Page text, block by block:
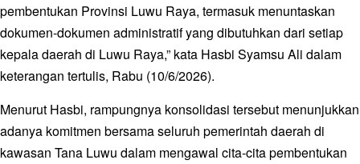
pembentukan Provinsi Luwu Raya, termasuk menuntaskan
dokumen-dokumen administratif yang dibutuhkan dari setiap
kepala daerah di Luwu Raya,” kata Hasbi Syamsu Ali dalam
keterangan tertulis, Rabu (10/6/2026).
Menurut Hasbi, rampungnya konsolidasi tersebut menunjukkan
adanya komitmen bersama seluruh pemerintah daerah di
kawasan Tana Luwu dalam mengawal cita-cita pembentukan